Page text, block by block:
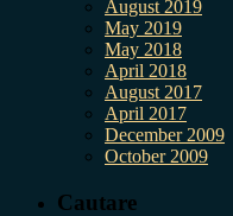
August 2019
May 2019
May 2018
April 2018
August 2017
April 2017
December 2009
October 2009
Cautare